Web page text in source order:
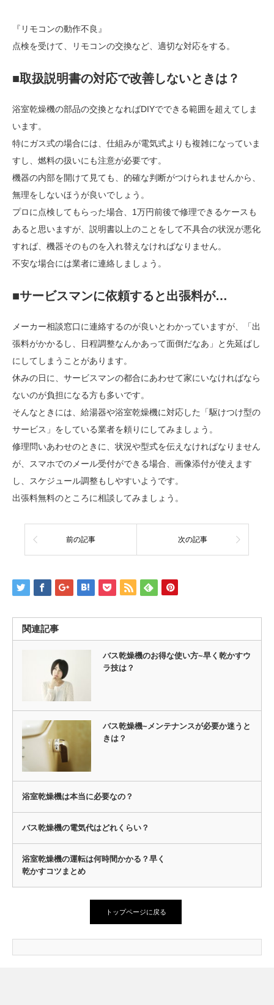
『リモコンの動作不良』
点検を受けて、リモコンの交換など、適切な対応をする。
■取扱説明書の対応で改善しないときは？
浴室乾燥機の部品の交換となればDIYでできる範囲を超えてしま
います。
特にガス式の場合には、仕組みが電気式よりも複雑になっていま
すし、燃料の扱いにも注意が必要です。
機器の内部を開けて見ても、的確な判断がつけられませんから、
無理をしないほうが良いでしょう。
プロに点検してもらった場合、1万円前後で修理できるケースも
あると思いますが、説明書以上のことをして不具合の状況が悪化
すれば、機器そのものを入れ替えなければなりません。
不安な場合には業者に連絡しましょう。
■サービスマンに依頼すると出張料が…
メーカー相談窓口に連絡するのが良いとわかっていますが、「出
張料がかかるし、日程調整なんかあって面倒だなあ」と先延ばし
にしてしまうことがあります。
休みの日に、サービスマンの都合にあわせて家にいなければなら
ないのが負担になる方も多いです。
そんなときには、給湯器や浴室乾燥機に対応した「駆けつけ型の
サービス」をしている業者を頼りにしてみましょう。
修理問いあわせのときに、状況や型式を伝えなければなりません
が、スマホでのメール受付ができる場合、画像添付が使えます
し、スケジュール調整もしやすいようです。
出張料無料のところに相談してみましょう。
前の記事 次の記事
関連記事
バス乾燥機のお得な使い方~早く乾かすウ
ラ技は？
バス乾燥機~メンテナンスが必要か迷うと
きは？
浴室乾燥機は本当に必要なの？
バス乾燥機の電気代はどれくらい？
浴室乾燥機の運転は何時間かかる？早く
乾かすコツまとめ
トップページに戻る